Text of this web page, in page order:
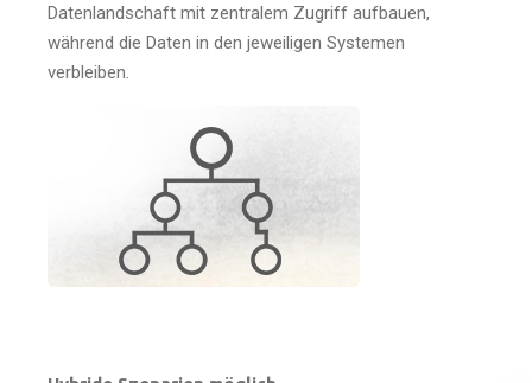
Datenlandschaft mit zentralem Zugriff aufbauen,
während die Daten in den jeweiligen Systemen
verbleiben.